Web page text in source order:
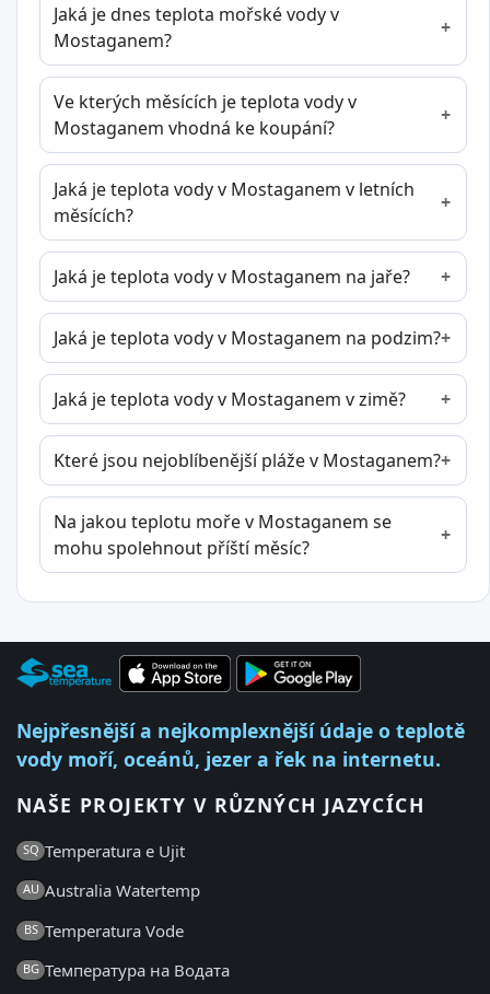
Jaká je dnes teplota mořské vody v
Mostaganem?
Ve kterých měsících je teplota vody v
Mostaganem vhodná ke koupání?
Jaká je teplota vody v Mostaganem v letních
měsících?
Jaká je teplota vody v Mostaganem na jaře?
Jaká je teplota vody v Mostaganem na podzim?
Jaká je teplota vody v Mostaganem v zimě?
Které jsou nejoblíbenější pláže v Mostaganem?
Na jakou teplotu moře v Mostaganem se
mohu spolehnout příští měsíc?
Nejpřesnější a nejkomplexnější údaje o teplotě
vody moří, oceánů, jezer a řek na internetu.
NAŠE PROJEKTY V RŮZNÝCH JAZYCÍCH
SQ Temperatura e Ujit
AU Australia Watertemp
BS Temperatura Vode
BG Температура на Водата